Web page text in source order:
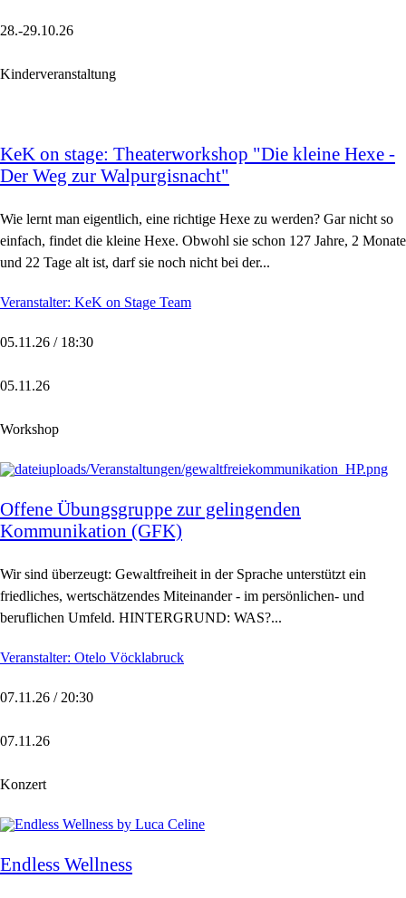
28.-29.10.26
Kinderveranstaltung
KeK on stage: Theaterworkshop "Die kleine Hexe -
Der Weg zur Walpurgisnacht"
Wie lernt man eigentlich, eine richtige Hexe zu werden? Gar nicht so
einfach, findet die kleine Hexe. Obwohl sie schon 127 Jahre, 2 Monate
und 22 Tage alt ist, darf sie noch nicht bei der...
Veranstalter: KeK on Stage Team
05.11.26 / 18:30
05.11.26
Workshop
Offene Übungsgruppe zur gelingenden
Kommunikation (GFK)
Wir sind überzeugt: Gewaltfreiheit in der Sprache unterstützt ein
friedliches, wertschätzendes Miteinander - im persönlichen- und
beruflichen Umfeld. HINTERGRUND: WAS?...
Veranstalter: Otelo Vöcklabruck
07.11.26 / 20:30
07.11.26
Konzert
Endless Wellness